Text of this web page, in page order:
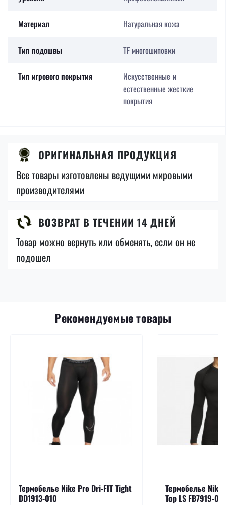
Материал Натуральная кожа
Тип подошвы TF многошиповки
Тип игрового покрытия
Искусственные и
естественные жесткие
покрытия
ОРИГИНАЛЬНАЯ ПРОДУКЦИЯ
Все товары изготовлены ведущими мировыми
производителями
ВОЗВРАТ В ТЕЧЕНИИ 14 ДНЕЙ
Товар можно вернуть или обменять, если он не
подошел
Рекомендуемые товары
Термобелье Nike Pro Dri-FIT Tight
DD1913-010
Термобелье Nike
Top LS FB7919-010